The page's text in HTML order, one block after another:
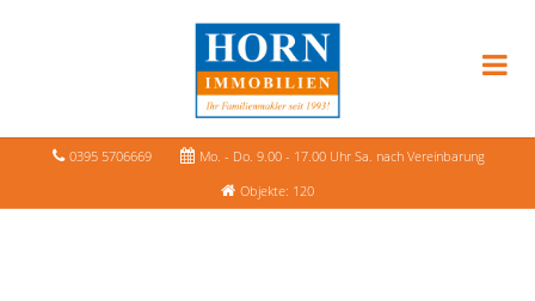
0395 5706669
Mo. - Do. 9.00 - 17.00 Uhr Sa. nach Vereinbarung
Objekte: 120